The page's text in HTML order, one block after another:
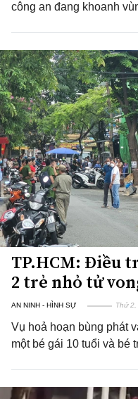
công an đang khoanh
TP.HCM: Điều
2 trẻ nhỏ tử
AN NINH - HÌNH SỰ Thứ
Vụ hoả hoạn bùng phát
một bé gái 10 tuổi và bé